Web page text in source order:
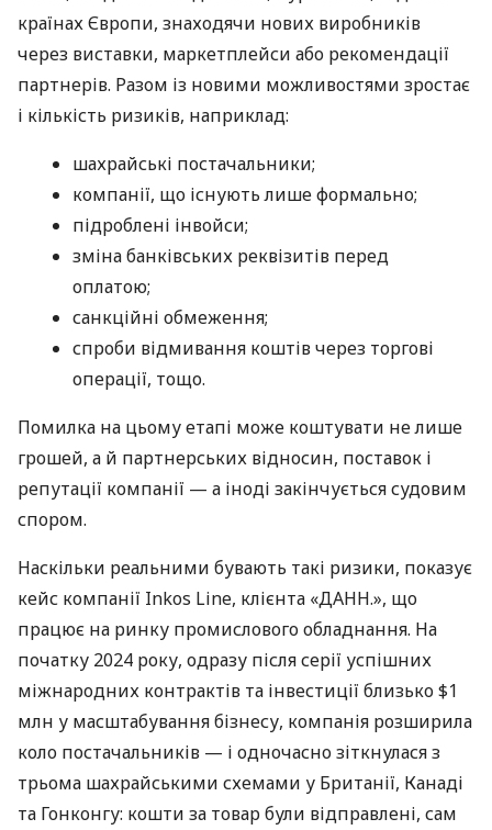
країнах Європи, знаходячи нових виробників
через виставки, маркетплейси або рекомендації
партнерів. Разом із новими можливостями зростає
і кількість ризиків, наприклад:
шахрайські постачальники;
компанії, що існують лише формально;
підроблені інвойси;
зміна банківських реквізитів перед
оплатою;
санкційні обмеження;
спроби відмивання коштів через торгові
операції, тощо.
Помилка на цьому етапі може коштувати не лише
грошей, а й партнерських відносин, поставок і
репутації компанії — а іноді закінчується судовим
спором.
Наскільки реальними бувають такі ризики, показує
кейс компанії Inkos Line, клієнта «ДАНН.», що
працює на ринку промислового обладнання. На
початку 2024 року, одразу після серії успішних
міжнародних контрактів та інвестиції близько $1
млн у масштабування бізнесу, компанія розширила
коло постачальників — і одночасно зіткнулася з
трьома шахрайськими схемами у Британії, Канаді
та Гонконгу: кошти за товар були відправлені, сам